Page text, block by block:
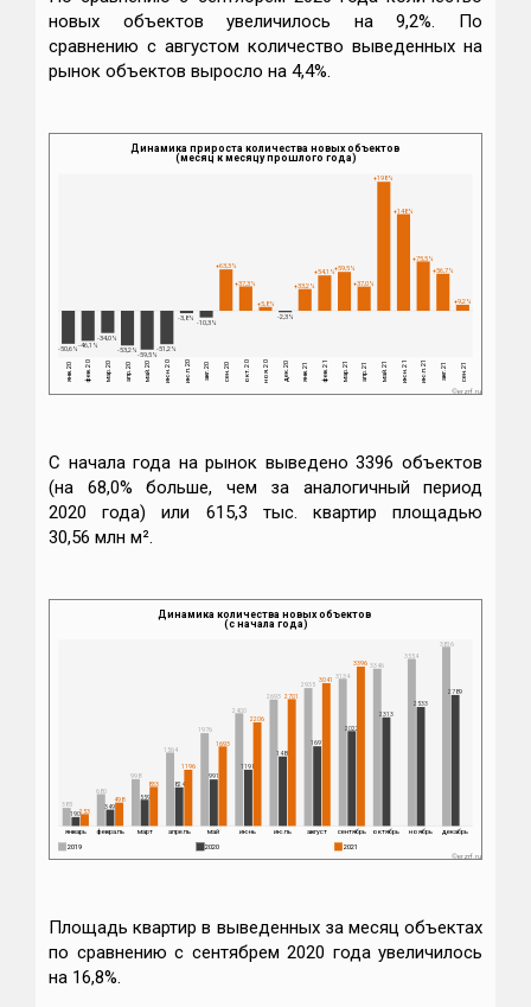
новых объектов увеличилось на 9,2%. По
сравнению с августом количество выведенных на
рынок объектов выросло на 4,4%.
Динамика прироста количества новых объектов
(месяц к месяцу прошлого года)
©erzrf.ru
янв.20 фев.20 мар.20 апр.20 май.20 июн.20 июл.20 авг.20 сен.20 окт.20 ноя.20 дек.20 янв.21 фев.21 мар.21 апр.21 май.21 июн.21 июл.21 авг.21 сен.21
-50,6%-46,1%
-34,0%
-53,2%
-59,5%
-51,2%
-3,8%
-10,3%
+63,3%
+37,3%
+5,8%
-2,3%
+33,2%
+54,1%+59,5%
+37,0%
+198%
+148%
+75,5%
+56,7%
+9,2%
С начала года на рынок выведено 3396 объектов
(на 68,0% больше, чем за аналогичный период
2020 года) или 615,3 тыс. квартир площадью
30,56 млн м².
Динамика количества новых объектов
(с начала года)
©erzrf.ru
январь февраль март апрель май июнь июль август сентябрь октябрь ноябрь декабрь
385
680
998
1564
1976
2400
2693
2935
3134
3346
3554
3816
2019
190
349
559
824
991
1198
1480
1697
2022
2313
2533
2789
2020
253
498
833
1196
1693
2206
2701
3041
3396
2021
Площадь квартир в выведенных за месяц объектах
по сравнению с сентябрем 2020 года увеличилось
на 16,8%.